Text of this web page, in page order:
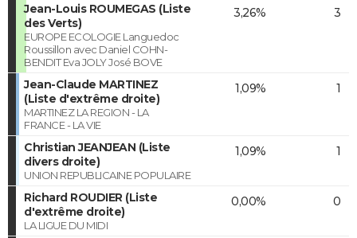
Jean-Louis ROUMEGAS (Liste
des Verts)
EUROPE ECOLOGIE Languedoc
Roussillon avec Daniel COHN-
BENDIT Eva JOLY José BOVE
3,26% 3
Jean-Claude MARTINEZ
(Liste d'extrême droite)
MARTINEZ LA REGION - LA
FRANCE - LA VIE
1,09% 1
Christian JEANJEAN (Liste
divers droite)
UNION REPUBLICAINE POPULAIRE
1,09% 1
Richard ROUDIER (Liste
d'extrême droite)
LA LIGUE DU MIDI
0,00% 0